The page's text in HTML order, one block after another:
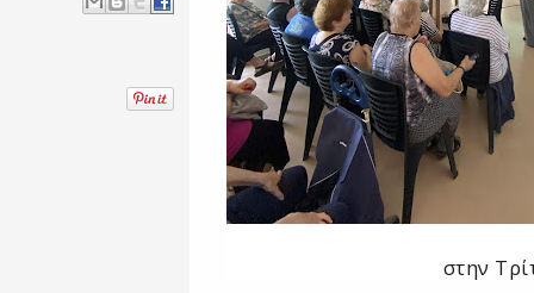
στην